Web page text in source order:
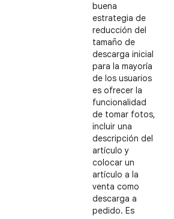
buena
estrategia de
reducción del
tamaño de
descarga inicial
para la mayoría
de los usuarios
es ofrecer la
funcionalidad
de tomar fotos,
incluir una
descripción del
artículo y
colocar un
artículo a la
venta como
descarga a
pedido. Es